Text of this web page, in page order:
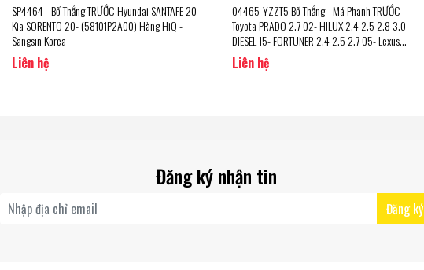
SP4464 - Bố Thắng TRƯỚC Hyundai SANTAFE 20-
Kia SORENTO 20- (58101P2A00) Hàng HiQ -
Sangsin Korea
Liên hệ
04465-YZZT5 Bố Thắng - Má Phanh TRƯỚC
Toyota PRADO 2.7 02- HILUX 2.4 2.5 2.8 3.0
DIESEL 15- FORTUNER 2.4 2.5 2.7 05- Lexus
GX460 09- GX470 02-09 (04465-YZZT5) Hàng
Hãng Toyota
Liên hệ
Đăng ký nhận tin
Đăng ký